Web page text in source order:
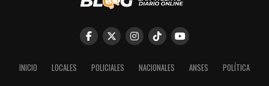
INICIO LOCALES POLICIALES NACIONALES ANSES POLÍTICA